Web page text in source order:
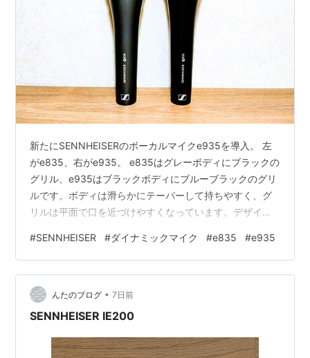
新たにSENNHEISERのボーカルマイクe935を導入。 左
がe835、右がe935。 e835はグレーボディにブラックの
グリル、e935はブラックボディにブルーブラックのグリ
ルです。ボディは滑らかにテーパーして持ちやすく、グ
リルは平面で口を近づけやすくなっています。デザイン
よそ3倍です。気軽には使えません笑。 e835は中国生産
の量産品ですが、e935は本国ドイツの生産品です。 価格
差や生産国以外に、e835とe935には明確な違いがあり
ます。 指向特性として、e835は側方や後方にも指向性が
ありますが、e935はそこがある程度カッ…
#SENNHEISER #ダイナミックマイク #e835 #e935
んたのブログ • 7日前
SENNHEISER IE200